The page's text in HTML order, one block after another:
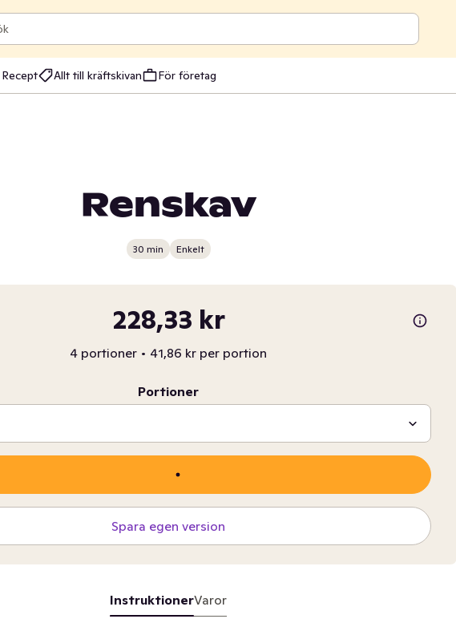
Recept Allt till kräftskivan För företag
Renskav
30 min Enkelt
228,33 kr
4 portioner • 41,86 kr per portion
Portioner
Spara egen version
InstruktionerVaror